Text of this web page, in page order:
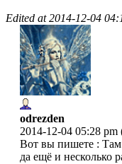
Edited at2014-12-04
odrezden
2014-12-04 05:28
Вот вы пишете : Там
да ещё и несколько